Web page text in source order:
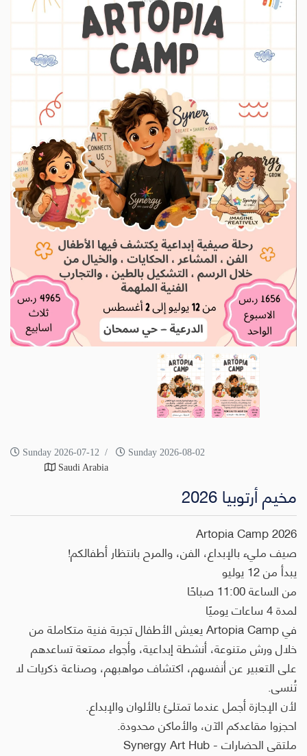
Sunday 2026-07-12
Sunday 2026-08-02
Saudi Arabia
مخيم أرتوبيا 2026
Artopia Camp 2026
صيف مليء بالإبداع، الفن، والمرح بانتظار أطفالكم!
يبدأ من 12 يوليو
من الساعة 11:00 صباحًا
لمدة 4 ساعات يوميًا
في Artopia Camp يعيش الأطفال تجربة فنية متكاملة من
خلال ورش متنوعة، أنشطة إبداعية، وأجواء ممتعة تساعدهم
على التعبير عن أنفسهم، اكتشاف مواهبهم، وصناعة ذكريات لا
تُنسى.
لأن الإجازة أجمل عندما تمتلئ بالألوان والإبداع.
احجزوا مقاعدكم الآن، والأماكن محدودة.
ملتقى الحضارات - Synergy Art Hub‏